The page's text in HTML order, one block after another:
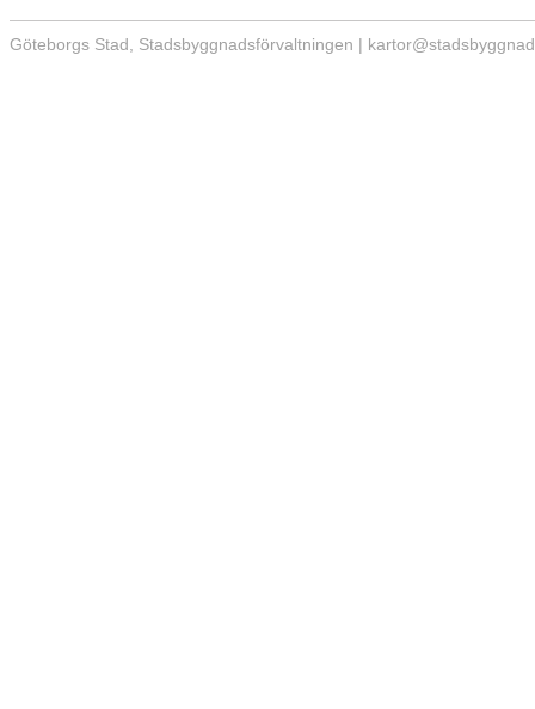
Göteborgs Stad, Stadsbyggnadsförvaltningen |